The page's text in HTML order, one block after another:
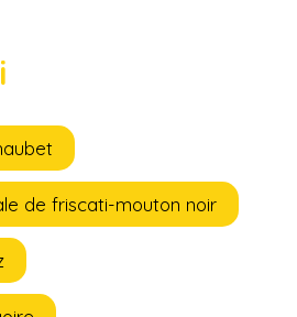
de friscati-mouton noir